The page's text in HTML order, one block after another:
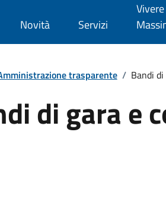
Novità Servizi
Vivere
trasparente / Bandi
di gara e